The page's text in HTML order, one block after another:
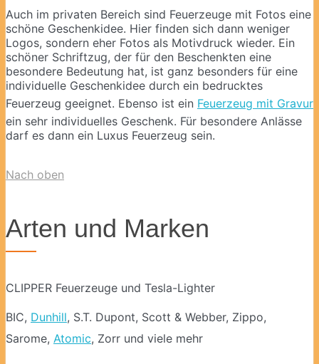
Auch im privaten Bereich sind Feuerzeuge mit Fotos eine
schöne Geschenkidee. Hier finden sich dann weniger
Logos, sondern eher Fotos als Motivdruck wieder. Ein
schöner Schriftzug, der für den Beschenkten eine
besondere Bedeutung hat, ist ganz besonders für eine
individuelle Geschenkidee durch ein bedrucktes
Feuerzeug geeignet. Ebenso ist ein Feuerzeug mit Gravur
ein sehr individuelles Geschenk. Für besondere Anlässe
darf es dann ein Luxus Feuerzeug sein.
Nach oben
Arten und Marken
CLIPPER Feuerzeuge und Tesla-Lighter
BIC, Dunhill, S.T. Dupont, Scott & Webber, Zippo,
Sarome, Atomic, Zorr und viele mehr